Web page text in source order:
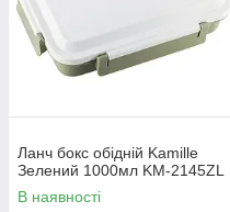
Ланч бокс обідній Kamille
Зелений 1000мл KM-2145ZL
В наявності